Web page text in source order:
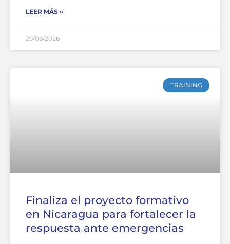
LEER MÁS »
29/06/2026
TRAINING
Finaliza el proyecto formativo
en Nicaragua para fortalecer la
respuesta ante emergencias